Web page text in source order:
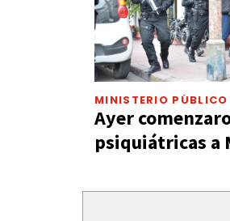
MINISTERIO
Ayer
psiquiátricas a